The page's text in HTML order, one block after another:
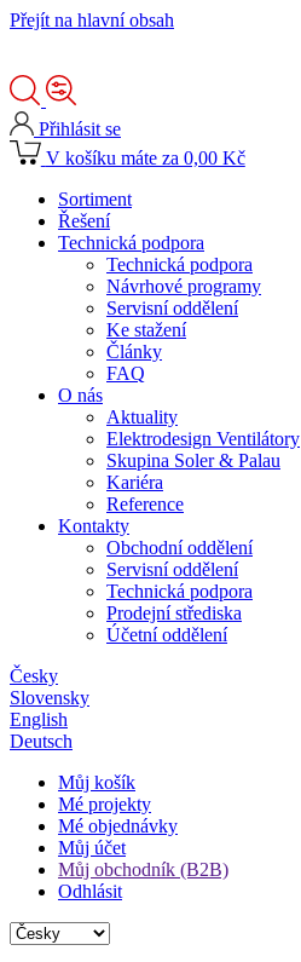
Přejít na hlavní obsah
Přihlásit se
V košíku máte za 0,00 Kč
Sortiment
Řešení
Technická podpora
Technická podpora
Návrhové programy
Servisní oddělení
Ke stažení
Články
FAQ
O nás
Aktuality
Elektrodesign Ventilátory
Skupina Soler & Palau
Kariéra
Reference
Kontakty
Obchodní oddělení
Servisní oddělení
Technická podpora
Prodejní střediska
Účetní oddělení
Česky
Slovensky
English
Deutsch
Můj košík
Mé projekty
Mé objednávky
Můj účet
Můj obchodník (B2B)
Odhlásit